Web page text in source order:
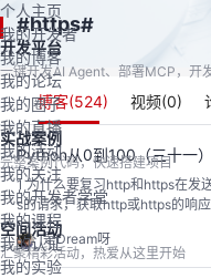
开发平台
一键开发AI Agent、部署MCP，开
实战案例
完整案例代码，快速搭建项目
空间活动
汇聚精彩活动，热爱从这里开始
个人主页
我的开发者
我的博客
我的论坛
我的圈子
我的直播
我的活动
我的关注
我的开发者学堂
我的课程
我的认证
我的实验
#https#
博客(524) 视频(0)
Python从0到100（三十一
1 为什么要复习http和https在发送请求，获取响应的过程中 就是发送http或http
s的请求，获取http或https的响应 2 http和https的概念HTTP超文本传输
认端口号:80HTTPSHTTP +
文传输协议默认端口号：
发送HTTP请求的过程(重点理解
是Dream呀